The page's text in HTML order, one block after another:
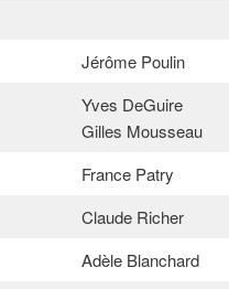
Jérôme Poulin
Yves DeGuire
Gilles Mousseau
France Patry
Claude Richer
Adèle Blanchard